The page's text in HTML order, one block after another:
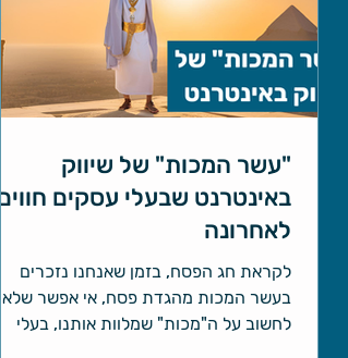
"עשר המכות" של שיווק
באינטרנט שבעלי עסקים חווים
לאחרונה
לקראת חג הפסח, בזמן שאנחנו נזכרים
בעשר המכות מהגדת פסח, אי אפשר שלא
לחשוב על ה"מכות" שמלוות אותנו, בעלי